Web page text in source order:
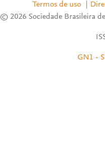
Termos de uso
© 2026 Sociedade Brasileira
GN1 -